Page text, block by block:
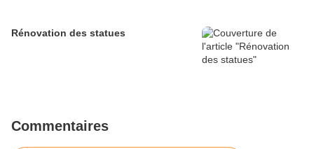
Rénovation des statues
Commentaires